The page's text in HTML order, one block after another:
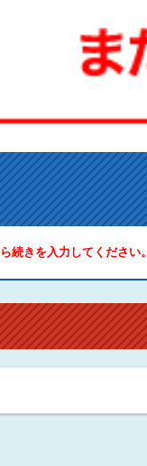
続きを入力してください。